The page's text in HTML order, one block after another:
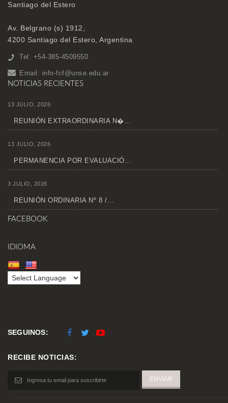
Santiago del Estero
Av. Belgrano (s) 1912,
4200 Santiago del Estero, Argentina
Tel: +54-385-4509550
Email: info-fcf@unse.edu.ar
NOTICIAS RECIENTES
13 JULIO, 2026
REUNIÓN EXTRAORDINARIA N�...
13 JULIO, 2026
PERMANENCIA POR EVALUACIÓ...
3 JULIO, 2026
REUNIÓN ORDINARIA Nº 8 /...
FACEBOOK
IDIOMA
SEGUINOS:
RECIBE NOTICIAS: